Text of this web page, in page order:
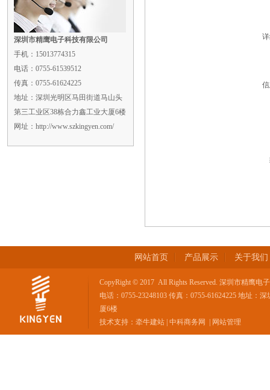
深圳市精鹰电子科技有限公司
手机：15013774315
电话：0755-61539512
传真：0755-61624225
地址：深圳光明区马田街道马山头
第三工业区38栋合力鑫工业大厦6楼
网址：http://www.szkingyen.com/
网站首页 产品展示 关于我们
CopyRight © 2017 All Rights Reserved. 深圳市精鹰电
电话：0755-23248103 传真：0755-61624225 地址
厦6楼
技术支持： 牵牛建站 中科商务网 网站管理